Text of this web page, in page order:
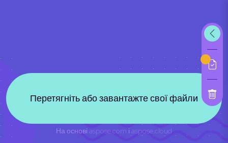
Перетягніть або завантажте свої файли
На основі aspose.com і aspose.cloud